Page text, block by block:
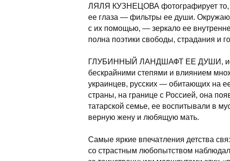
ЛЯЛЯ КУЗНЕЦОВА фотографирует то,
ее глаза — фильтры ее души.
с их помощью, — зеркало ее
полна поэтики свободы, страдания и
ГЛУБИННЫЙ ЛАНДШАФТ ЕЕ ДУШИ,
бескрайними степями и влиянием
украинцев, русских — обитающих на
страны, на границе с Россией, она
татарской семье, ее воспитывали в
верную жену и любящую мать.
Самые яркие впечатления детства
со страстным любопытством